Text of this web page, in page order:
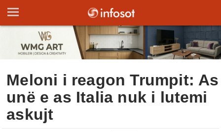
Meloni i reagon Trumpit: As
unë e as Italia nuk i lutemi
askujt